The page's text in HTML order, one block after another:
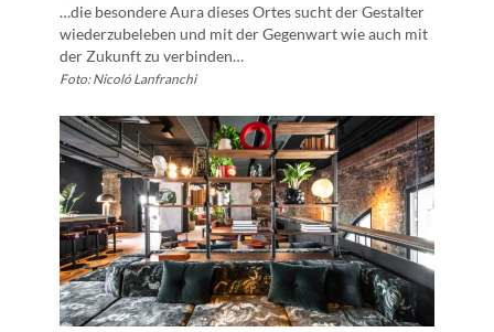
…die besondere Aura dieses Ortes sucht der Gestalter
wiederzubeleben und mit der Gegenwart wie auch mit
der Zukunft zu verbinden…
Foto: Nicoló Lanfranchi